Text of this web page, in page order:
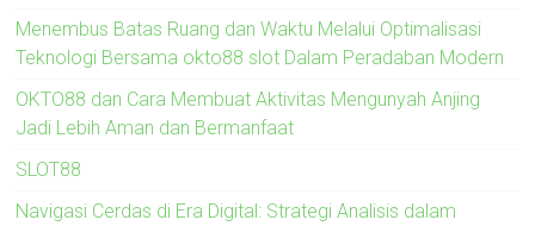
Menembus Batas Ruang dan Waktu Melalui Optimalisasi
Teknologi Bersama okto88 slot Dalam Peradaban Modern
OKTO88 dan Cara Membuat Aktivitas Mengunyah Anjing
Jadi Lebih Aman dan Bermanfaat
SLOT88
Navigasi Cerdas di Era Digital: Strategi Analisis dalam